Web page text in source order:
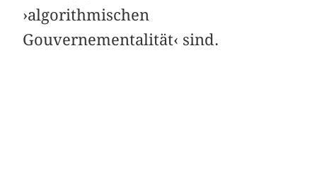
›algorithmischen
Gouvernementalität‹ sind.